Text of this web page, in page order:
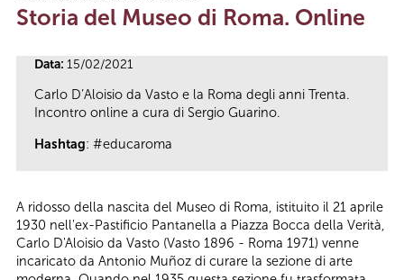
Storia del Museo di Roma. Online
Data: 15/02/2021
Carlo D’Aloisio da Vasto e la Roma degli anni Trenta.
Incontro online a cura di Sergio Guarino.
Hashtag: #educaroma
A ridosso della nascita del Museo di Roma, istituito il 21 aprile
1930 nell'ex-Pastificio Pantanella a Piazza Bocca della Verità,
Carlo D'Aloisio da Vasto (Vasto 1896 - Roma 1971) venne
incaricato da Antonio Muñoz di curare la sezione di arte